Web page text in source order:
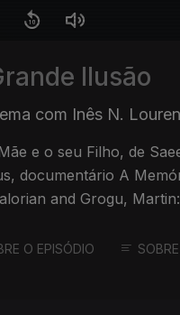
Ilusão
com Inês N.
e o seu Filho, de
documentário A
and Grogu,
O EPISÓDIO